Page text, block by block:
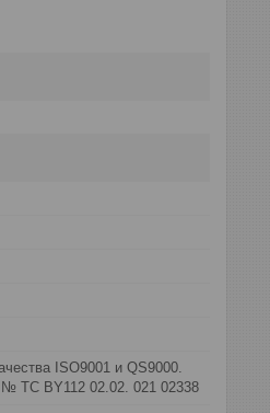
ISO9001 и QS9000.
№ ТС BY112 02.02. 021 02338